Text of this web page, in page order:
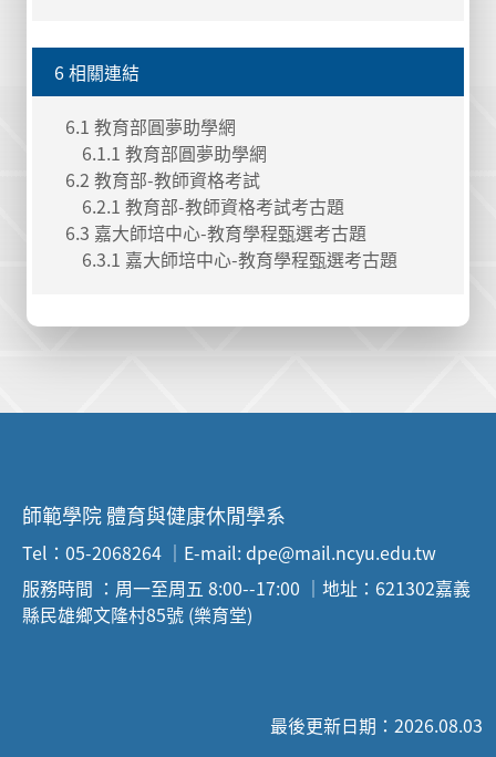
6 相關連結
6.1 教育部圓夢助學網
6.1.1 教育部圓夢助學網
6.2 教育部-教師資格考試
6.2.1 教育部-教師資格考試考古題
6.3 嘉大師培中心-教育學程甄選考古題
6.3.1 嘉大師培中心-教育學程甄選考古題
師範學院 體育與健康休閒學系
Tel：05-2068264 ｜E-mail: dpe@mail.ncyu.edu.tw
服務時間 ：周一至周五 8:00--17:00 ｜地址：621302嘉義
縣民雄鄉文隆村85號 (樂育堂)
最後更新日期：2026.08.03